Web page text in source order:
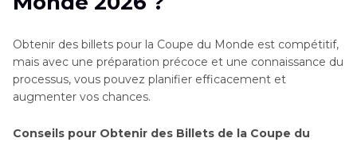
Obtenir des billets pour la Coupe du Monde est compétitif,
mais avec une préparation précoce et une connaissance du
processus, vous pouvez planifier efficacement et
augmenter vos chances.
Conseils pour Obtenir des Billets de la Coupe du